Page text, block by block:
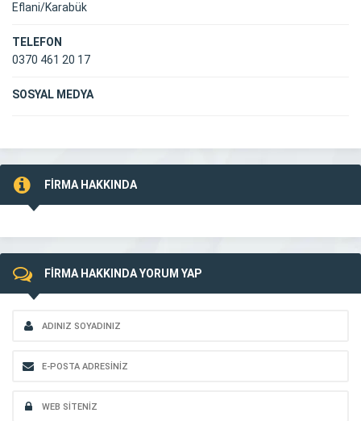
Eflani/Karabük
TELEFON
0370 461 20 17
SOSYAL MEDYA
FİRMA HAKKINDA
FİRMA HAKKINDA YORUM YAP